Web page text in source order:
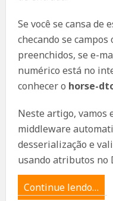
Se você se cansa de
checando se
preenchidos, se e-
numérico está no
conhecer o horse-
Neste artigo, vamos
middleware
desserialização e
usando atributos no
Continue lendo…